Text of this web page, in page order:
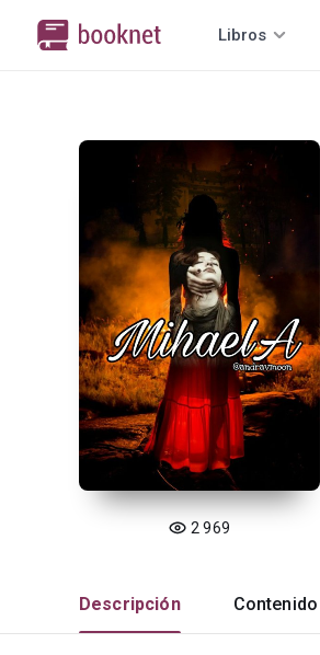
Libros
2 969
Descripción